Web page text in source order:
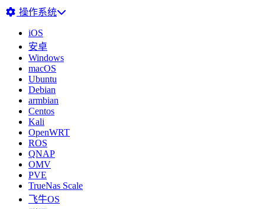
操作系统
iOS
安卓
Windows
macOS
Ubuntu
Debian
armbian
Centos
Kali
OpenWRT
ROS
QNAP
OMV
PVE
TrueNas Scale
飞牛OS